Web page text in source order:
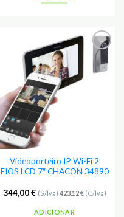
Videoporteiro IP Wi-Fi 2
FIOS LCD 7″ CHACON 34890
344,00€ (S/Iva) 423,12€(C/Iva)
ADICIONAR